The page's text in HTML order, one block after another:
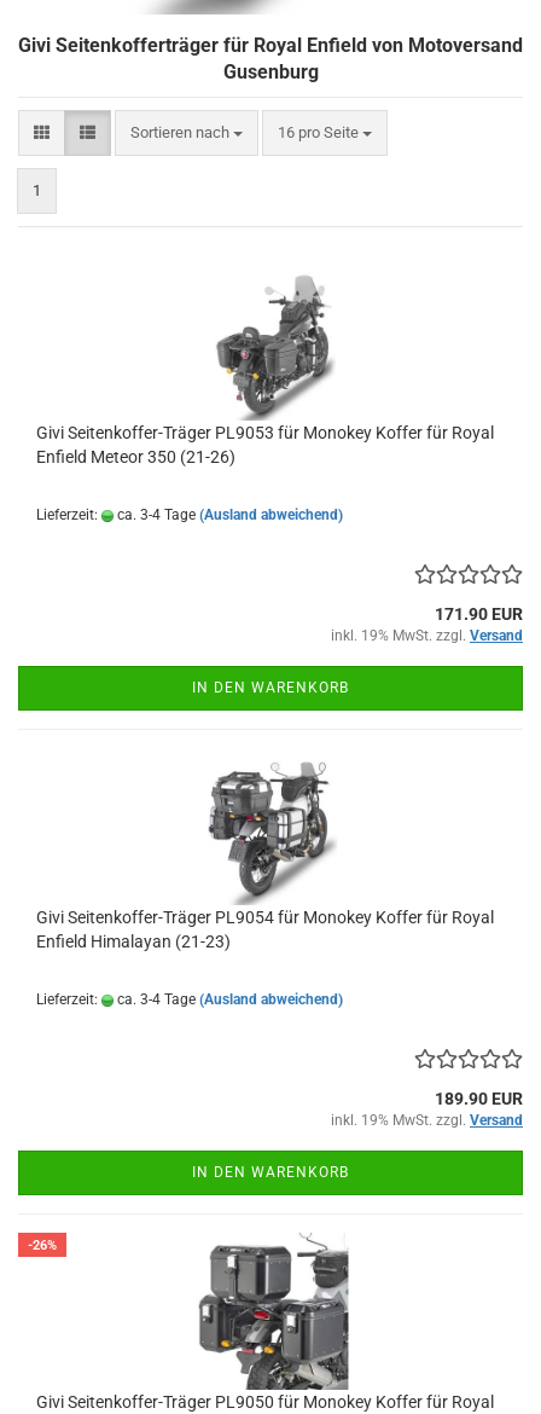
Givi Seitenkofferträger für Royal Enfield von Motoversand
Gusenburg
Sortieren nach
Sortieren nach 16 pro Seite
pro Seite
1
Givi Seitenkoffer-Träger PL9053 für Monokey Koffer für Royal
Enfield Meteor 350 (21-26)
Lieferzeit: ca. 3-4 Tage (Ausland abweichend)
171.90 EUR
inkl. 19% MwSt. zzgl. Versand
IN DEN WARENKORB
Givi Seitenkoffer-Träger PL9054 für Monokey Koffer für Royal
Enfield Himalayan (21-23)
Lieferzeit: ca. 3-4 Tage (Ausland abweichend)
189.90 EUR
inkl. 19% MwSt. zzgl. Versand
IN DEN WARENKORB
-26%
Givi Seitenkoffer-Träger PL9050 für Monokey Koffer für Royal